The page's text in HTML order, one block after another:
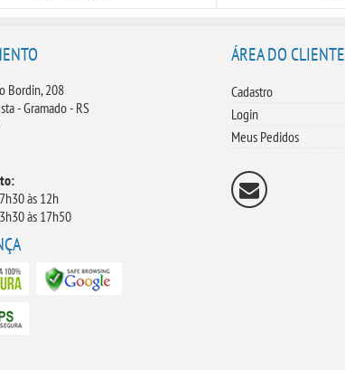
Bordin, 208
- Gramado - RS
às 12h
às 17h50
ÁREA DO CLIENTE
Cadastro
Login
Meus Pedidos